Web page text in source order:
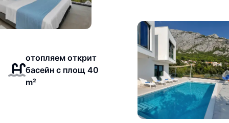
отопляем открит
басейн с площ 40
m²